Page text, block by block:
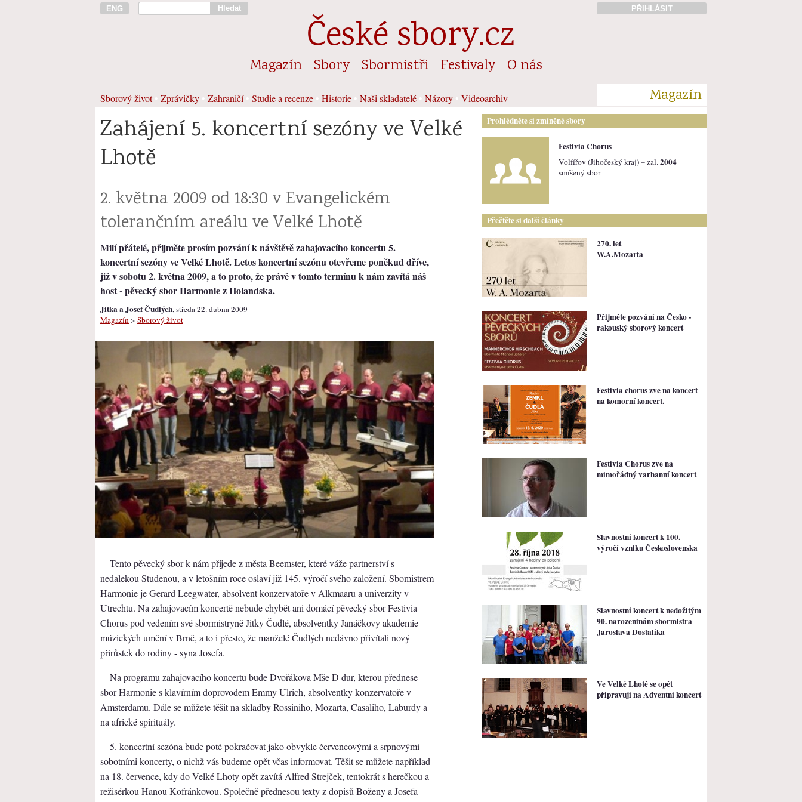
ENG Hledat PŘIHLÁSIT
České sbory.cz
Magazín Sbory Sbormistři Festivaly O nás
Sborový život• Zprávičky Zahraničí• Studie a recenze Historie Naši skladatelé Názory Videoarchiv Magazín
Zahájení 5. koncertní sezóny ve Velké
Lhotě
2. května 2009 od 18:30 v Evangelickém
tolerančním areálu ve Velké Lhotě
Milí přátelé, přijměte prosím pozvání k návštěvě zahajovacího koncertu 5.
koncertní sezóny ve Velké Lhotě. Letos koncertní sezónu otevřeme poněkud dříve,
již v sobotu 2. května 2009, a to proto, že právě v tomto termínu k nám zavítá náš
host - pěvecký sbor Harmonie z Holandska.
Jitka a Josef Čudlých, středa 22. dubna 2009
Magazín > Sborový život
Tento pěvecký sbor k nám přijede z města Beemster, které váže partnerství s
nedalekou Studenou, a v letošním roce oslaví již 145. výročí svého založení. Sbomistrem
Harmonie je Gerard Leegwater, absolvent konzervatoře v Alkmaaru a univerzity v
Utrechtu. Na zahajovacím koncertě nebude chybět ani domácí pěvecký sbor Festivia
Chorus pod vedením své sbormistryně Jitky Čudlé, absolventky Janáčkovy akademie
múzických umění v Brně, a to i přesto, že manželé Čudlých nedávno přivítali nový
přírůstek do rodiny - syna Josefa.
Na programu zahajovacího koncertu bude Dvořákova Mše D dur, kterou přednese
sbor Harmonie s klavírním doprovodem Emmy Ulrich, absolventky konzervatoře v
Amsterdamu. Dále se můžete těšit na skladby Rossiniho, Mozarta, Casaliho, Laburdy a
na africké spirituály.
5. koncertní sezóna bude poté pokračovat jako obvykle červencovými a srpnovými
sobotními koncerty, o nichž vás budeme opět včas informovat. Těšit se můžete například
na 18. července, kdy do Velké Lhoty opět zavítá Alfred Strejček, tentokrát s herečkou a
režisérkou Hanou Kofránkovou. Společně přednesou texty z dopisů Boženy a Josefa
Prohlédněte si zmíněné sbory
Festivia Chorus
Volfířov (Jihočeský kraj) – zal. 2004
smíšený sbor
Přečtěte si další články
270. let
W.A.Mozarta
Přijměte pozvání na Česko -
rakouský sborový koncert
Festivia chorus zve na koncert
na komorní koncert.
Festivia Chorus zve na
mimořádný varhanní koncert
Slavnostní koncert k 100.
výročí vzniku Československa
Slavnostní koncert k nedožitým
90. narozeninám sbormistra
Jaroslava Dostalíka
Ve Velké Lhotě se opět
připravují na Adventní koncert